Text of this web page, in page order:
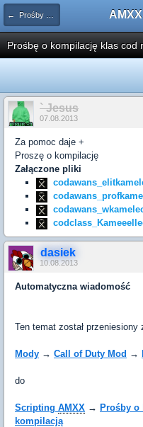
← Prośby o kompilacje pluginów / Problemy z kompilacją
Prośbę o kompilację klas cod
` Jesus
07.08.2013
Za pomoc daje +
Proszę o kompilację
Załączone pliki
dasiek
10.08.2013
Automatyczna wiadomość
Ten temat został przeniesiony
Mody → Call of Duty Mod →
do
Scripting AMXX → Prośby
kompilacją